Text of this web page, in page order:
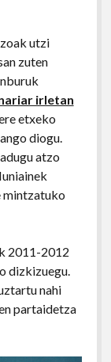
utzi
zuten
irletan
etxeko
diogu.
atzo
mintzatuko
2011-2012
dizkizuegu.
nahi
partaidetza